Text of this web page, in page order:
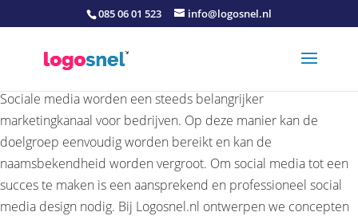
085 06 01 523 info@logosnel.nl
Sociale media worden een steeds belangrijker
marketingkanaal voor bedrijven. Op deze manier kan de
doelgroep eenvoudig worden bereikt en kan de
naamsbekendheid worden vergroot. Om social media tot een
succes te maken is een aansprekend en professioneel social
media design nodig. Bij Logosnel.nl ontwerpen we concepten